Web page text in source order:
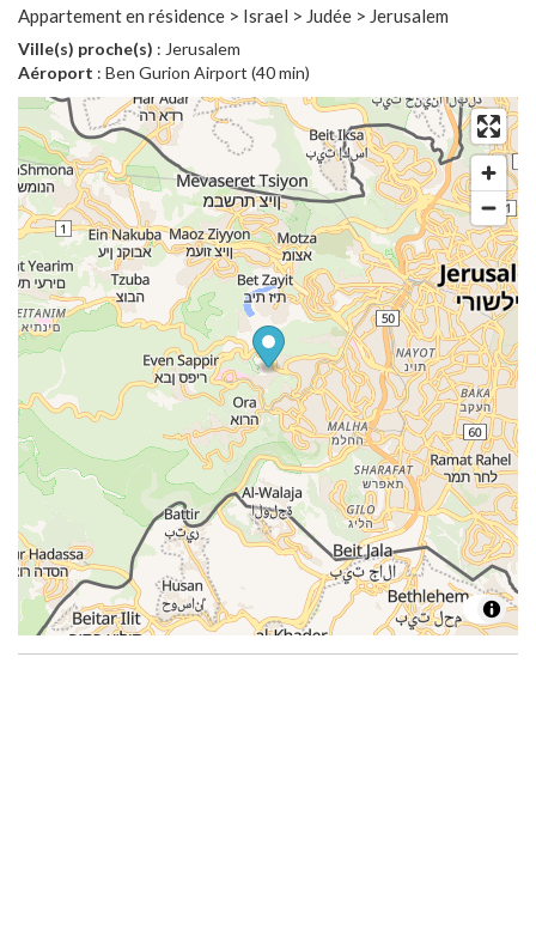
Appartement en résidence > Israel > Judée > Jerusalem
Ville(s) proche(s) : Jerusalem
Aéroport : Ben Gurion Airport (40 min)